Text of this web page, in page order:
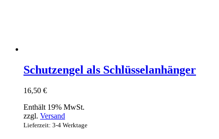
Schutzengel als Schlüsselanhänger
16,50 €
Enthält 19% MwSt.
zzgl. Versand
Lieferzeit: 3-4 Werktage